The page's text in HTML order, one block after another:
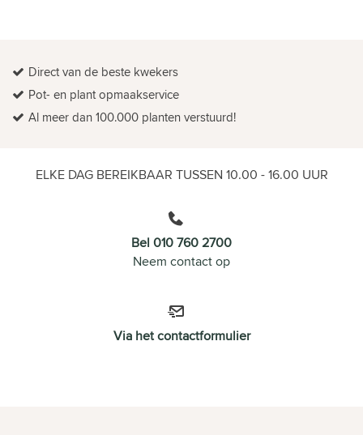
Direct van de beste kwekers
Pot- en plant opmaakservice
Al meer dan 100.000 planten verstuurd!
ELKE DAG BEREIKBAAR TUSSEN 10.00 - 16.00 UUR
Bel 010 760 2700
Neem contact op
Via het contactformulier